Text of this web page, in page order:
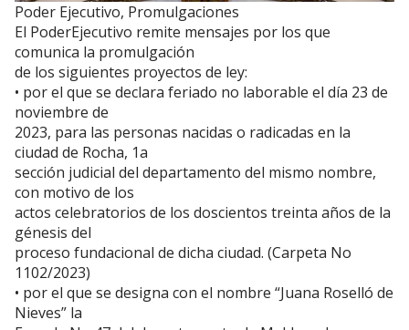
Poder Ejecutivo, Promulgaciones
El PoderEjecutivo remite mensajes por los que
comunica la promulgación
de los siguientes proyectos de ley:
• por el que se declara feriado no laborable el día 23 de
noviembre de
2023, para las personas nacidas o radicadas en la
ciudad de Rocha, 1a
sección judicial del departamento del mismo nombre,
con motivo de los
actos celebratorios de los doscientos treinta años de la
génesis del
proceso fundacional de dicha ciudad. (Carpeta No
1102/2023)
• por el que se designa con el nombre “Juana Roselló de
Nieves” la